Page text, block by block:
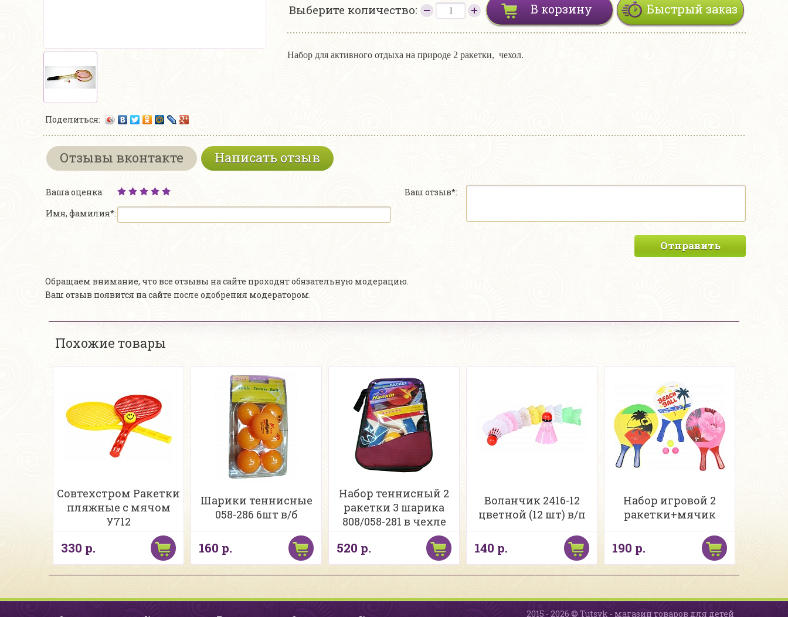
Поделиться:
Выберите количество: Быстрый заказ
В корзину
Набор для активного отдыха на природе 2 ракетки, чехол.
Отзывы вконтакте Написать отзыв
Ваша оценка:
Имя, фамилия*:
Ваш отзыв*:
Отправить
Обращаем внимание, что все отзывы на сайте проходят обязательную модерацию.
Ваш отзыв появится на сайте после одобрения модератором.
Похожие товары
Совтехстром Ракетки
пляжные с мячом
У712
330 р.
Шарики теннисные
058-286 6шт в/б
160 р.
Набор теннисный 2
ракетки 3 шарика
808/058-281 в чехле
520 р.
Воланчик 2416-12
цветной (12 шт) в/п
140 р.
Набор игровой 2
ракетки+мячик
190 р.
2015 - 2026 © Tutsyk - магазин товаров для детей